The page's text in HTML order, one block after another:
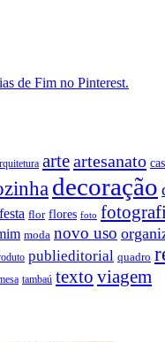
de Fim no Pinterest.
arteartesanato
decoração
festa flor flores foto
moda novo uso
publieditorial quadro
tambaú texto viagem